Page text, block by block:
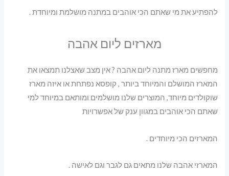
להפתיע את מי שאתם הכי אוהבים במתנה מושלמת ומיוחדת .
מארזים ליום אהבה
מחפשים מארז מתנה ליום אהבה ? אין מצב שאצלנו תמצאו את
המארז המושלם והמיוחד ביותר , קופסא נפתחת או איזה מארז
שוקולדים מיוחד, המוצרים שלנו מושלמים ומותאם במיוחד למי
שאתם הכי אוהבים במגוון ענק של אפשרויות
המארזים הכי מיוחדים .
המארזי אהבה שלנו מתאים גם לגבר וגם לאישה .